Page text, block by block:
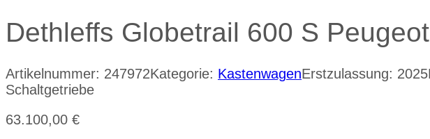
Dethleffs Globetrail 600 S
Artikelnummer: 247972Kategorie: KastenwagenErstzulassung: 2025
Schaltgetriebe
63.100,00 €